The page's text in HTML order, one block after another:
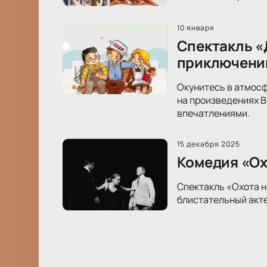
10 января
Спектакль
Окунитесь в
на произведениях
впечатлениями.
15 декабря 2025
Комедия
Спектакль «Охота
блистательный